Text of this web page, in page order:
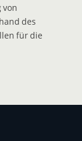
von
des
für die